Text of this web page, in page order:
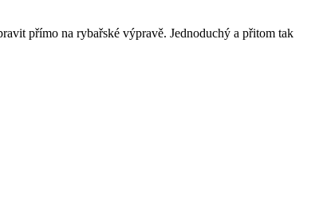
přímo na rybařské výpravě. Jednoduchý a přitom tak